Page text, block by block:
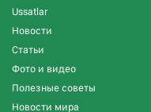
Ussatlar
Новости
Статьи
Фото и видео
Полезные советы
Новости мира